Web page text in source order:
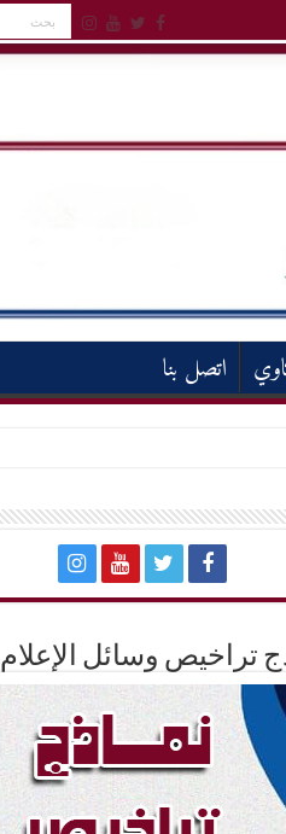
اتصل بنا
تراخيص وسائل الإعلام